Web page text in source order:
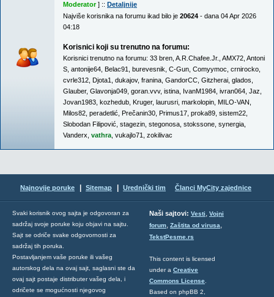
Moderator] :: Detaljnije
Najviše korisnika na forumu ikad bilo je 20624 - dana 04 Apr 2026
04:18
Korisnici koji su trenutno na forumu:
Korisnici trenutno na forumu: 33 bren A.R.Chafee.Jr. AMX72 Antoni
S antonije64 Belac91 burevesnik C-Gun Comyymoc crnirocko
cvrle312 Djota1 dukajov, franina GandorCC Gitzherai glados
Glauber, Glavonja049 goran.vvv, istina IvanM1984 ivran064 Jaz
Jovan1983 kozhedub Kruger, laurusri markolopin MILO-VAN
Milos82 peradetlić Prečanin30 Primus17 proka89 sistem22
Slobodan Filipović stagezin stegonosa stokssone synergia
Vanderx vathra vukajlo71 zokilivac
Najnovije poruke Sitemap Urednički tim Članci MyCity zajednice
Svaki korisnik ovog sajta je odgovoran za
sadržaj svoje poruke koju objavi na sajtu.
Sajt se odriče svake odgovornosti za
sadržaj tih poruka.
Postavljanjem vaše poruke ili vašeg
autorskog dela na ovaj sajt, saglasni ste da
ovaj sajt postaje distributer vašeg dela, i
odričete se mogućnosti njegovog
Naši sajtovi: Vesti, Vojni
forum, Zaštita od virusa,
TekstPesme.rs
This content is licensed
under a Creative
Commons License
Based on phpBB 2,